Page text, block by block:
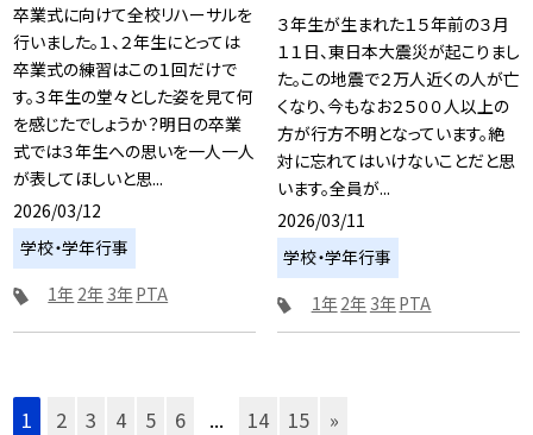
卒業式に向けて全校リハーサルを
行いました。１、２年生にとっては
卒業式の練習はこの１回だけで
す。３年生の堂々とした姿を見て何
を感じたでしょうか？明日の卒業
式では３年生への思いを一人一人
が表してほしいと思...
2026/03/12
学校・学年行事
1年 2年 3年PTA
３年生が生まれた１５年前の３月
１１日、東日本大震災が起こりまし
た。この地震で２万人近くの人が亡
くなり、今もなお２５００人以上の
方が行方不明となっています。絶
対に忘れてはいけないことだと思
います。全員が...
2026/03/11
学校・学年行事
1年2年 3年PTA
1 2 3 4 5 6 ... 14 15 »